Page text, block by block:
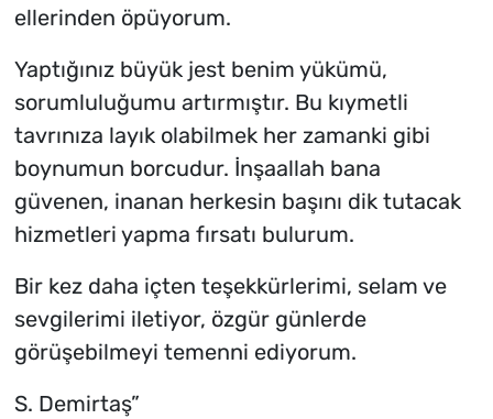
ellerinden öpüyorum.
Yaptığınız büyük jest benim yükümü,
sorumluluğumu artırmıştır. Bu kıymetli
tavrınıza layık olabilmek her zamanki gibi
boynumun borcudur. İnşaallah bana
güvenen, inanan herkesin başını dik tutacak
hizmetleri yapma fırsatı bulurum.
Bir kez daha içten teşekkürlerimi, selam ve
sevgilerimi iletiyor, özgür günlerde
görüşebilmeyi temenni ediyorum.
S. Demirtaş”